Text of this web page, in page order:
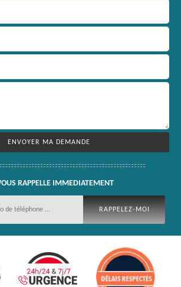
RAPPELLE IMMEDIATEMENT